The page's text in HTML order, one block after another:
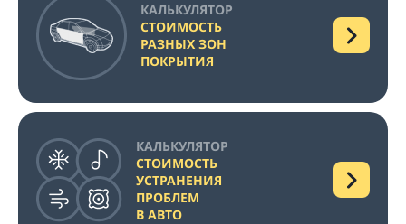
КАЛЬКУЛЯТОР
СТОИМОСТЬ
РАЗНЫХ ЗОН
ПОКРЫТИЯ
КАЛЬКУЛЯТОР
СТОИМОСТЬ
УСТРАНЕНИЯ
ПРОБЛЕМ
В АВТО